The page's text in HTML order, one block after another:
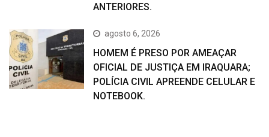
ANTERIORES.
agosto 6, 2026
HOMEM É PRESO POR AMEAÇAR
OFICIAL DE JUSTIÇA EM IRAQUARA;
POLÍCIA CIVIL APREENDE CELULAR E
NOTEBOOK.